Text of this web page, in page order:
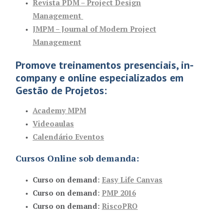
Revista PDM – Project Design
Management
JMPM – Journal of Modern Project
Management
Promove treinamentos presenciais, in-
company e online especializados em
Gestão de Projetos:
Academy MPM
Videoaulas
Calendário Eventos
Cursos Online sob demanda:
Curso on demand: Easy Life Canvas
Curso on demand: PMP 2016
Curso on demand: RiscoPRO